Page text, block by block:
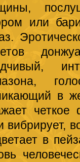
или
в
четкое
вибрирует,
в